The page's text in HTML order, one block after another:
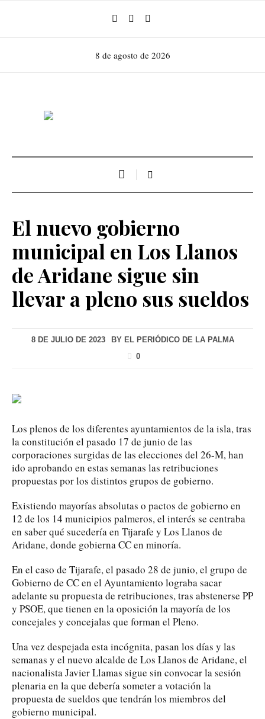
8 de agosto de 2026
El nuevo gobierno
municipal en Los Llanos
de Aridane sigue sin
llevar a pleno sus sueldos
8 DE JULIO DE 2023 BY EL PERIÓDICO DE LA PALMA
0
Los plenos de los diferentes ayuntamientos de la isla, tras
la constitución el pasado 17 de junio de las
corporaciones surgidas de las elecciones del 26-M, han
ido aprobando en estas semanas las retribuciones
propuestas por los distintos grupos de gobierno.
Existiendo mayorías absolutas o pactos de gobierno en
12 de los 14 municipios palmeros, el interés se centraba
en saber qué sucedería en Tijarafe y Los Llanos de
Aridane, donde gobierna CC en minoría.
En el caso de Tijarafe, el pasado 28 de junio, el grupo de
Gobierno de CC en el Ayuntamiento lograba sacar
adelante su propuesta de retribuciones, tras abstenerse PP
y PSOE, que tienen en la oposición la mayoría de los
concejales y concejalas que forman el Pleno.
Una vez despejada esta incógnita, pasan los días y las
semanas y el nuevo alcalde de Los Llanos de Aridane, el
nacionalista Javier Llamas sigue sin convocar la sesión
plenaria en la que debería someter a votación la
propuesta de sueldos que tendrán los miembros del
gobierno municipal.